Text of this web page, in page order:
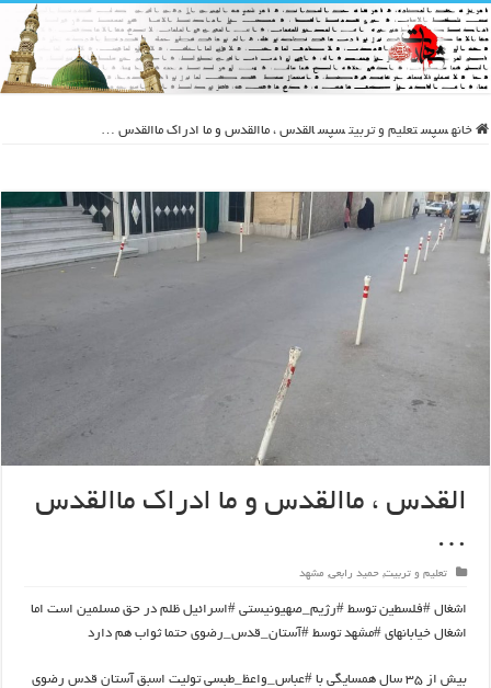
خانه سپس تعلیم و تربیت سپس القدس ، ماالقدس و ما ادراک ماالقدس …
القدس ، ماالقدس و ما ادراک ماالقدس
…
تعلیم و تربیت,حمید رابعی, مشهد
اشغال #فلسطین توسط #رژیم_صهیونیستی #اسرائیل ظلم در حق مسلمین است اما
اشغال خیابانهای #مشهد توسط #آستان_قدس_رضوی حتما ثواب هم دارد
بیش از ۳۵ سال همسایگی با #عباس_واعظ_طبسی تولیت اسبق آستان قدس رضوی